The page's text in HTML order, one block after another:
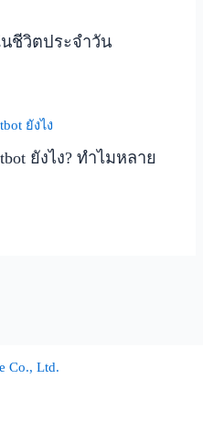
นชีวิตประจำวัน
ยังไง? ทำไมหลาย